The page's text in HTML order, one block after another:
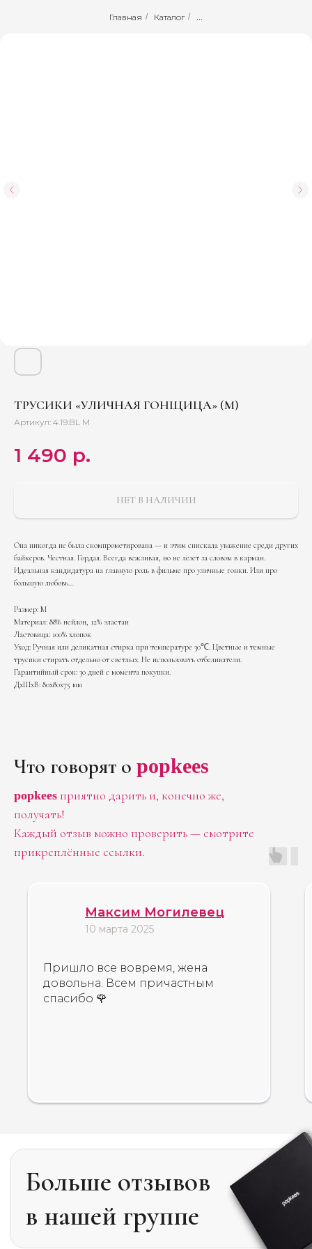
Главная / Каталог / ...
ТРУСИКИ «УЛИЧНАЯ ГОНЩИЦА» (M)
Артикул: 4.19.BL M
1 490 р.
НЕТ В НАЛИЧИИ
Она никогда не была скомпрометирована — и этим снискала уважение среди других
байкеров. Честная. Гордая. Всегда вежливая, но не лезет за словом в карман.
Идеальная кандидатура на главную роль в фильме про уличные гонки. Или про
большую любовь…
Размер: M
Материал: 88% нейлон, 12% эластан
Ластовица: 100% хлопок
Уход: Ручная или деликатная стирка при температуре 30℃. Цветные и темные
трусики стирать отдельно от светлых. Не использовать отбеливатели.
Гарантийный срок: 30 дней с момента покупки.
ДxШxВ: 80x80x75 мм
Что говорят о popkees
popkees приятно дарить и, конечно же,
получать!
Каждый отзыв можно проверить — смотрите
прикреплённые ссылки.
Максим Могилевец
10 марта 2025
Пришло все вовремя, жена
довольна. Всем причастным
спасибо 🌹
Больше отзывов